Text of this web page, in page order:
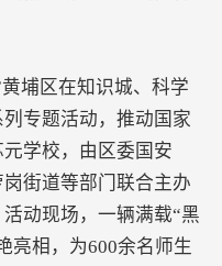
埔区在知识城、科学
专题活动，推动国家
学校，由区委国安
街道等部门联合主办
动现场，一辆满载“黑
亮相，为600余名师生